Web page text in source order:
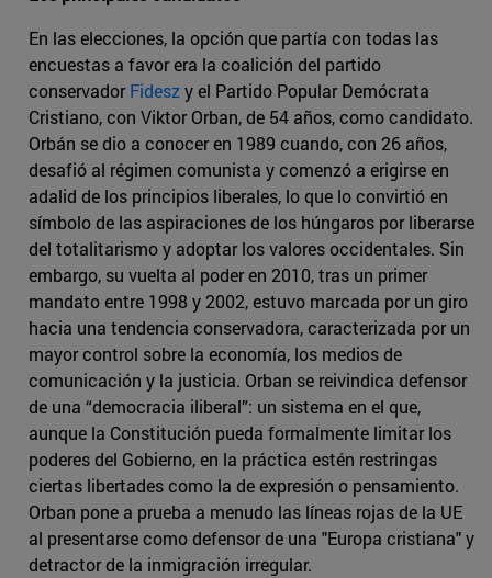
En las elecciones, la opción que partía con todas las
encuestas a favor era la coalición del partido
conservadorFideszy el Partido Popular Demócrata
Cristiano, con Viktor Orban, de 54 años, como candidato.
Orbán se dio a conocer en 1989 cuando, con 26 años,
desafió al régimen comunista y comenzó a erigirse en
adalid de los principios liberales, lo que lo convirtió en
símbolo de las aspiraciones de los húngaros por liberarse
del totalitarismo y adoptar los valores occidentales. Sin
embargo, su vuelta al poder en 2010, tras un primer
mandato entre 1998 y 2002, estuvo marcada por un giro
hacia una tendencia conservadora, caracterizada por un
mayor control sobre la economía, los medios de
comunicación y la justicia. Orban se reivindica defensor
de una “democracia iliberal”: un sistema en el que,
aunque la Constitución pueda formalmente limitar los
poderes del Gobierno, en la práctica estén restringas
ciertas libertades como la de expresión o pensamiento.
Orban pone a prueba a menudo las líneas rojas de la UE
al presentarse como defensor de una "Europa cristiana" y
detractor de la inmigración irregular.